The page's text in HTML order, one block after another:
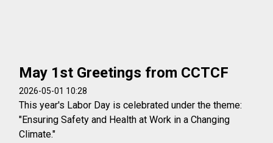
May 1st Greetings from CCTCF
2026-05-01 10:28
This year's Labor Day is celebrated under the theme:
"Ensuring Safety and Health at Work in a Changing
Climate."